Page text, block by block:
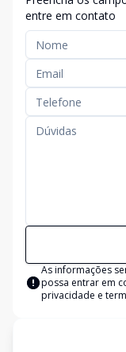
entre em contato
As informações
possa entrar em
privacidade e